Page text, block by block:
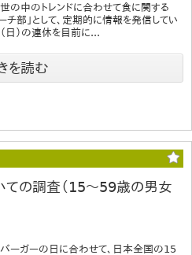
の中のトレンドに合わせて食に関する
チ部」として、定期的に情報を発信してい
日）の連休を目前に...
を読む
ての調査（15～59歳の男女
ーガーの日に合わせて、日本全国の15